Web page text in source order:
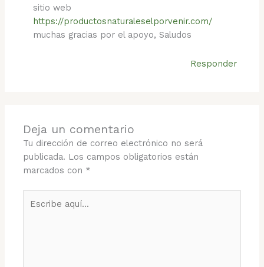
sitio web
https://productosnaturaleselporvenir.com/
muchas gracias por el apoyo, Saludos
Responder
Deja un comentario
Tu dirección de correo electrónico no será
publicada. Los campos obligatorios están
marcados con *
aquí...